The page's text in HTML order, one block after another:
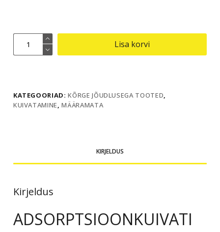
Adsorptsioonkuivati
Lisa korvi
KATEGOORIAD:KÕRGE JÕUDLUSEGA TOOTED,
KUIVATAMINE,MÄÄRAMATA
KIRJELDUS
Kirjeldus
ADSORPTSIOONKUIVATI ​​